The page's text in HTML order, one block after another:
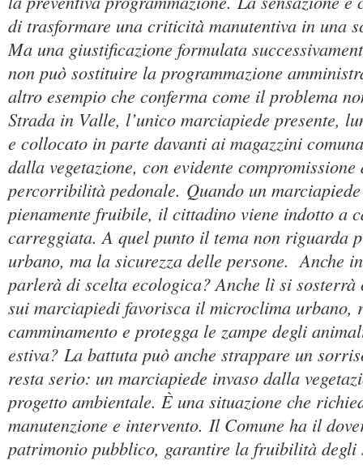
di trasformare una criticità manutentiva in una
Ma una giustificazione formulata
non può sostituire la programmazione
altro esempio che conferma come il problema
Strada in Valle, l’unico marciapiede presente,
e collocato in parte davanti ai magazzini
dalla vegetazione, con evidente
percorribilità pedonale. Quando un
pienamente fruibile, il cittadino viene indotto a
carreggiata. A quel punto il tema non riguarda
urbano, ma la sicurezza delle persone. Anche
parlerà di scelta ecologica? Anche lì si sosterrà
sui marciapiedi favorisca il microclima urbano,
camminamento e protegga le zampe degli
estiva? La battuta può anche strappare un
resta serio: un marciapiede invaso dalla
progetto ambientale. È una situazione che
manutenzione e intervento. Il Comune ha il
patrimonio pubblico, garantire la fruibilità degli